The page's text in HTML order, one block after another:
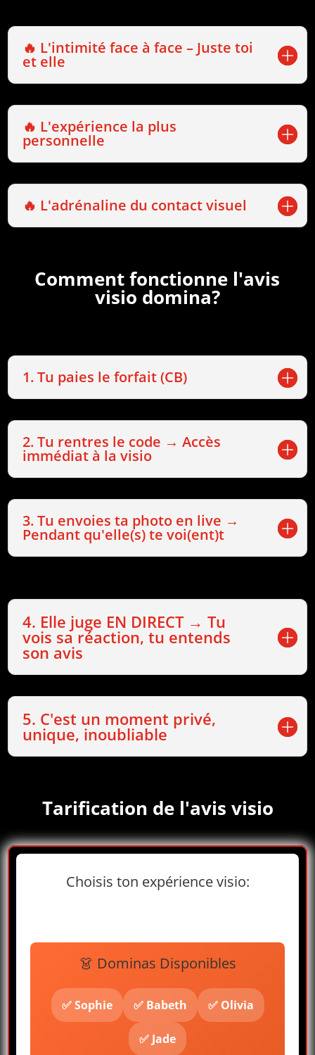
🔥 L'intimité face à face – Juste toi
et elle
🔥 L'expérience la plus
personnelle
🔥 L'adrénaline du contact visuel
Comment fonctionne l'avis
visio domina?
1. Tu paies le forfait (CB)
2. Tu rentres le code → Accès
immédiat à la visio
3. Tu envoies ta photo en live →
Pendant qu'elle(s) te voi(ent)t
4. Elle juge EN DIRECT → Tu
vois sa réaction, tu entends
son avis
5. C'est un moment privé,
unique, inoubliable
Tarification de l'avis visio
Choisis ton expérience visio:
👗 Dominas Disponibles
✅ Sophie ✅ Babeth ✅ Olivia
✅ Jade